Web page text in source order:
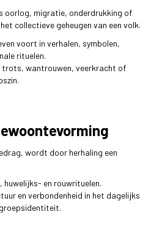
oorlog, migratie, onderdrukking of
collectieve geheugen van een volk.
voort in verhalen, symbolen,
rituelen.
trots, wantrouwen, veerkracht of
wordt door herhaling een
huwelijks- en rouwrituelen.
en verbondenheid in het dagelijks